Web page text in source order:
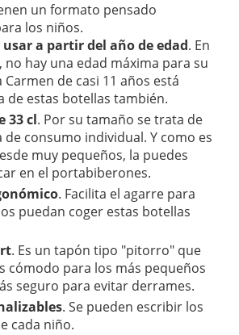
un formato pensado
los niños.
usar a partir del año de edad. En
no hay una edad máxima para su
Carmen de casi 11 años está
de estas botellas también.
33 cl. Por su tamaño se trata de
de consumo individual. Y como es
muy pequeños, la puedes
en el portabiberones.
. Facilita el agarre para
puedan coger estas botellas
. Es un tapón tipo "pitorro" que
cómodo para los más pequeños
seguro para evitar derrames.
. Se pueden escribir los
cada niño.